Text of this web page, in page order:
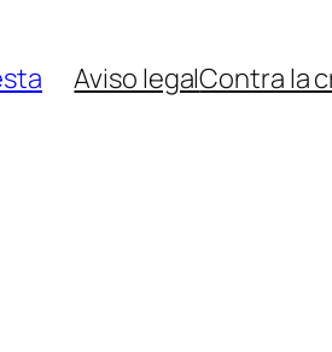
Aviso legalContra la